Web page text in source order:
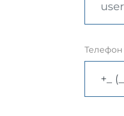
Телефон